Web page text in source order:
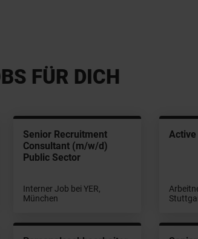
FÜR DICH
Senior Recruitment
Consultant (m/w/d)
Public Sector
Interner Job bei YER,
München